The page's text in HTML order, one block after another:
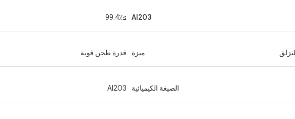
Al2O3 ≥99.4٪
ميزة قدرة طحن قوية
الصيغة الكيميائية Al2O3